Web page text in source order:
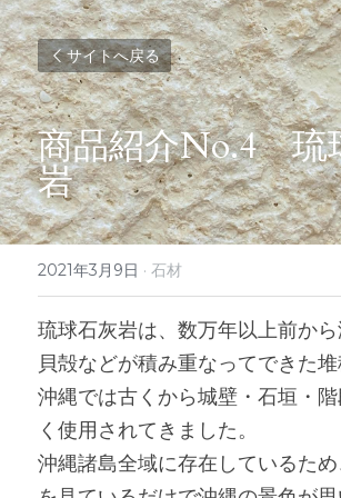
サイトへ戻る
商品紹介No.4　琉
岩
2021年3月9日 · 石材
琉球石灰岩は、数万年以上前か
貝殻などが積み重なってできた堆
沖縄では古くから城壁・石垣・
く使用されてきました。
沖縄諸島全域に存在しているた